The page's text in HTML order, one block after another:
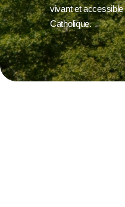
vivant et
Catholique.